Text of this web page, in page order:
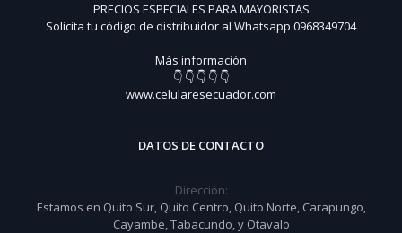
PRECIOS ESPECIALES PARA MAYORISTAS
Solicita tu código de distribuidor al Whatsapp 0968349704
Más información
👇 👇 👇 👇 👇
www.celularesecuador.com
DATOS DE CONTACTO
Dirección:
Estamos en Quito Sur, Quito Centro, Quito Norte, Carapungo,
Cayambe, Tabacundo, y Otavalo